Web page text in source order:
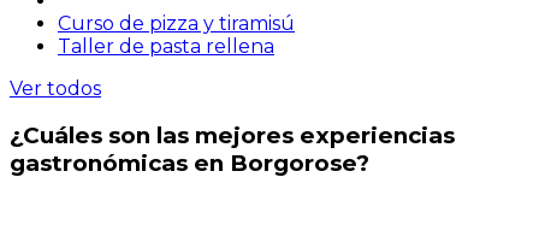
Curso de pizza y tiramisú
Taller de pasta rellena
Ver todos
¿Cuáles son las mejores experiencias
gastronómicas en Borgorose?